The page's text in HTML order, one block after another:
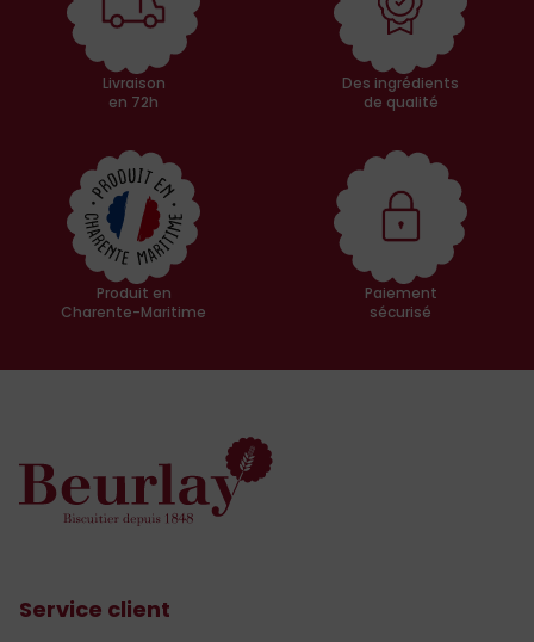
Livraison
en 72h
Des ingrédients
de qualité
Produit en
Charente-Maritime
Paiement
sécurisé
Service client